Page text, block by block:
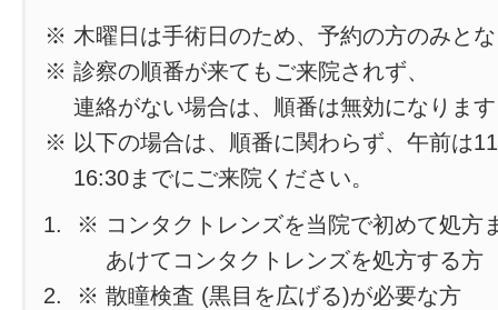
※ 木曜日は手術日のため、予約の方のみと
※ 診察の順番が来てもご来院されず、
連絡がない場合は、順番は無効になりま
※ 以下の場合は、順番に関わらず、午前は
16:30までにご来院ください。
※ コンタクトレンズを当院で初めて処方
あけてコンタクトレンズを処方する方
※ 散瞳検査 (黒目を広げる)が必要な方